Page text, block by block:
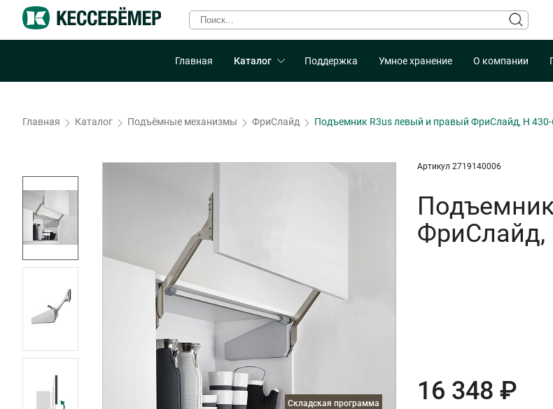
Главная Каталог Поддержка Умное хранение О компании
Главная Каталог Подъёмные механизмы ФриСлайд Подъемник R3us левый и правый ФриСлайд, H 430-
Складская программа
Артикул 2719140006
ФриСлайд,
16 348 ₽